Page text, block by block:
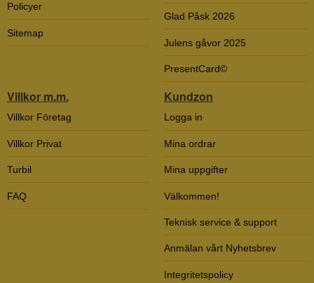
Policyer
Sitemap
Glad Påsk 2026
Julens gåvor 2025
PresentCard©
Villkor m.m.
Villkor Företag
Villkor Privat
Turbil
FAQ
Kundzon
Logga in
Mina ordrar
Mina uppgifter
Välkommen!
Teknisk service & support
Anmälan vårt Nyhetsbrev
Integritetspolicy